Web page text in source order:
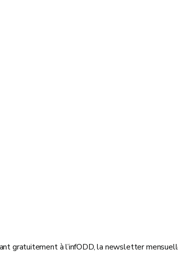
gratuitement à l’infODD, la newsletter